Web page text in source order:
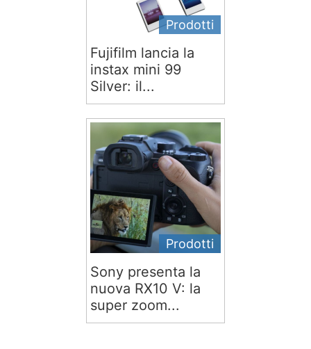
Prodotti
Fujifilm lancia la
instax mini 99
Silver: il...
Prodotti
Sony presenta la
nuova RX10 V: la
super zoom...